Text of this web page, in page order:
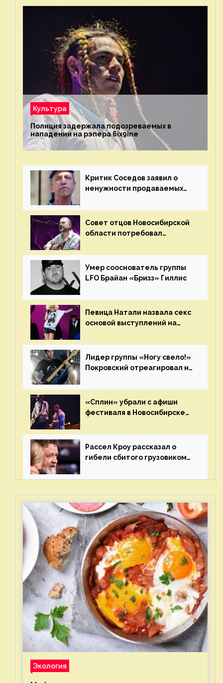
Культура
Полиция задержала подозреваемых в
нападении на рэпера 6ix9ine
Критик Соседов заявил о
ненужности продаваемых
Совет отцов Новосибирской
области потребовал
«Сплин»
Умер сооснователь группы
LFO Брайан «Бризз» Гиллис
Певица Натали назвала секс
основой выступлений на
Лидер группы «Ногу свело!»
Покровский отреагировал на
«Сплин» убрали с афиши
фестиваля в Новосибирске
отцов»
Рассел Кроу рассказал о
гибели сбитого грузовиком
Экология